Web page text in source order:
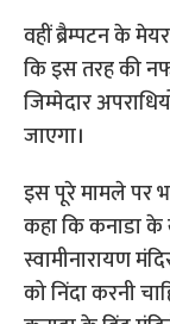
वहीं ब्रैम्पटन के
कि इस तरह की
जिम्मेदार
जाएगा।
इस पूरे मामले पर
कहा कि कनाडा के
स्वामीनारायण
को निंदा करनी